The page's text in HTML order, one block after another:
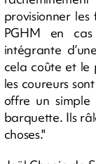
provisionner les
PGHM en
intégrante
cela coûte et le
les coureurs
offre un simple
barquette. Ils
choses."